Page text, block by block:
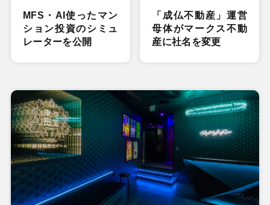
MFS・AI使ったマン
ション投資のシミュ
レーターを公開
「成仏不動産」運営
母体がマークス不動
産に社名を変更